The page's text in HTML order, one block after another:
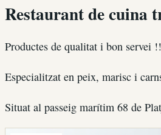
Restaurant de cuina
Productes de qualitat i bon servei !!
Especialitzat en peix, marisc i
Situat al passeig marítim 68 de